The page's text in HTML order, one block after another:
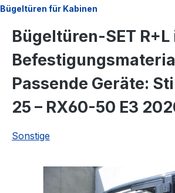
Bügeltüren für Kabinen
Bügeltüren-SET R+L
Passende Geräte:
25 – RX60-50 E3
Sonstige
Bildergalerie überspringen